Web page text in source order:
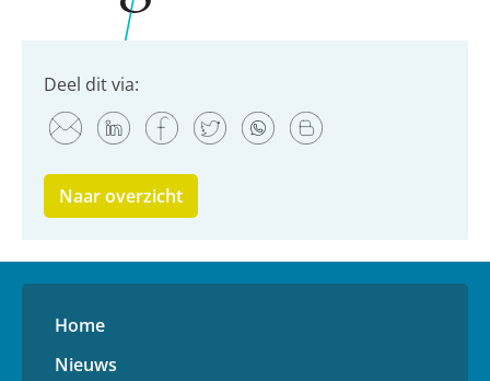
Deel dit via:
Naar overzicht
Home
Nieuws